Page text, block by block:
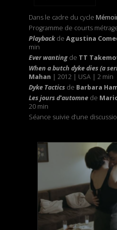
Dans le cadre du cycle
Programme de courts
Playbackde Agustina
min
Ever wanting de TT
When a butch dyke dies(a
Mahan | 2012 | USA | 2 min
Dyke Tacticsde Barbara
Les jours d’automnede
20 min
Séance suivie d’une